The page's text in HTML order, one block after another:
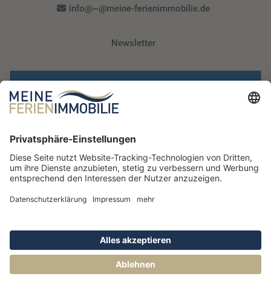
info@~@meine-ferienimmobilie.de
Newsletter
Impressum
Ein Unternehmen der ROBEO Gruppe